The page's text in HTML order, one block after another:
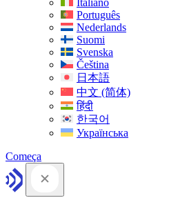
Italiano
Português
Nederlands
Suomi
Svenska
Čeština
日本語
中文 (简体)
हिंदी
한국어
Українська
Começa